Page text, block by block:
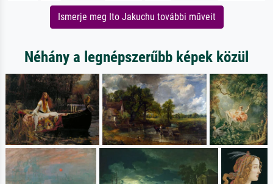
Ismerje meg Ito Jakuchu további műveit
Néhány a legnépszerűbb képek közül